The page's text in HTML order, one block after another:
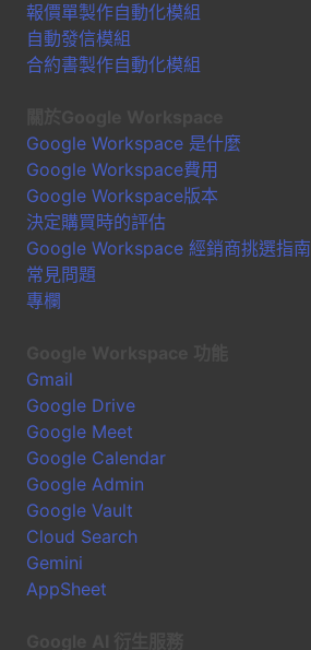
報價單製作自動化模組
自動發信模組
合約書製作自動化模組
Google Workspace 是什麼
Google Workspace費用
Google Workspace版本
決定購買時的評估
Google Workspace 經銷商挑選指南
常見問題
專欄
Gmail
Google Drive
Google Meet
Google Calendar
Google Admin
Google Vault
Cloud Search
Gemini
AppSheet